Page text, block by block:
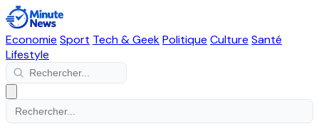
Economie Sport Tech & GeekPolitique Culture Santé
Lifestyle